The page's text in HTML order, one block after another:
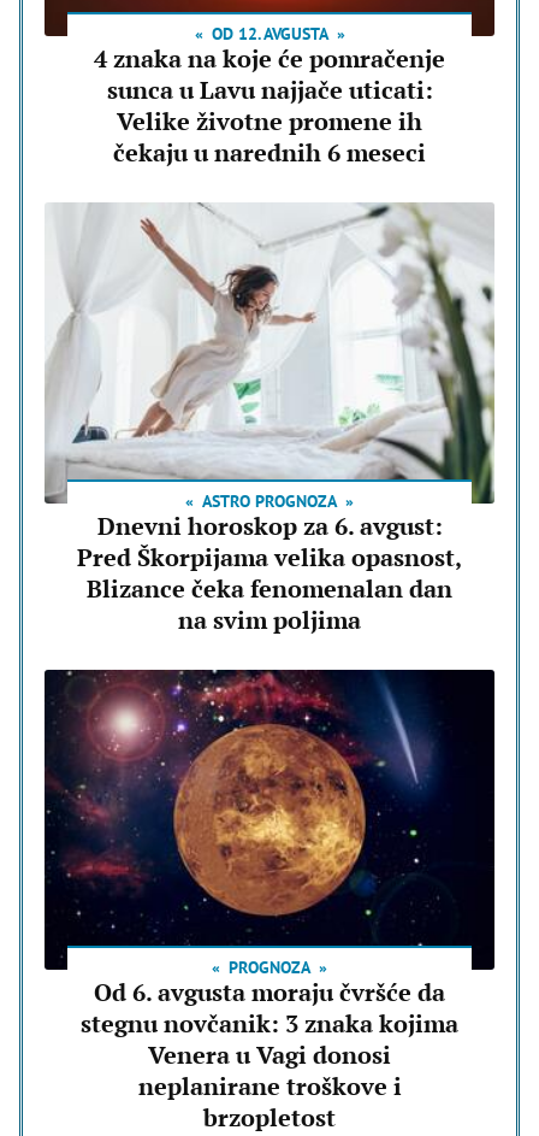
OD 12. AVGUSTA
4 znaka na koje će pomračenje
sunca u Lavu najjače uticati:
Velike životne promene ih
čekaju u narednih 6 meseci
ASTRO PROGNOZA
Dnevni horoskop za 6. avgust:
Pred Škorpijama velika opasnost,
Blizance čeka fenomenalan dan
na svim poljima
PROGNOZA
Od 6. avgusta moraju čvršće da
stegnu novčanik: 3 znaka kojima
Venera u Vagi donosi
neplanirane troškove i
brzopletost